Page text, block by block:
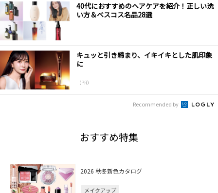
40代におすすめのヘアケアを紹介！正しい洗
い方＆ベスコス名品28選
キュッと引き締まり、イキイキとした肌印象
に
（PR）
Recommended by
おすすめ特集
2026 秋冬新色カタログ
メイクアップ